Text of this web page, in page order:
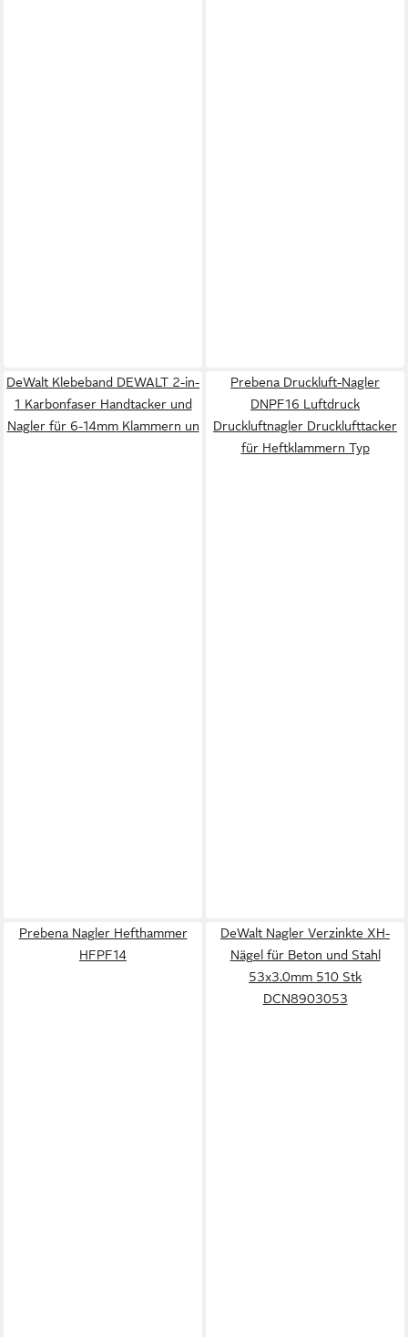
DeWalt Klebeband DEWALT 2-in-
1 Karbonfaser Handtacker und
Nagler für 6-14mm Klammern un
Prebena Druckluft-Nagler
DNPF16 Luftdruck
Druckluftnagler Drucklufttacker
für Heftklammern Typ
Prebena Nagler Hefthammer
HFPF14
DeWalt Nagler Verzinkte XH-
Nägel für Beton und Stahl
53x3.0mm 510 Stk
DCN8903053